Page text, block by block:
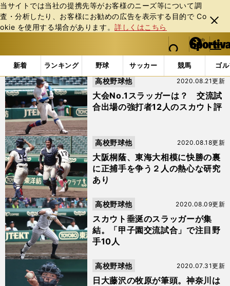
当サイトでは当社の提携先等がお客様のニーズ等について調
査・分析したり、お客様にお勧めの広告を表⽰する⽬的で Co
okie を使⽤する場合があります。詳しくはこちら
閉じ
る
web Sportiva (webスポルティーバ)
検索
マイペ
ー
ジ
メニュ
新着 ランキング 野球 サッカー 競馬 ゴ
b
ス
ポ
ル
ー
バ
「#西川僚祐」の最新ニュース・ 情報
大会No.1スラッガーは？ 交流試
合出場の強打者12人のスカウト評
2020.08.21更新
高校野球他
大阪桐蔭、東海大相模に快勝の裏
に正捕手を争う２人の熱心な研究
あり
2020.08.18更新
高校野球他
スカウト垂涎のスラッガーが集
結。「甲子園交流試合」で注目野
手10人
2020.08.09更新
高校野球他
日大藤沢の牧原が筆頭。神奈川は
2020.07.31更新
高校野球他